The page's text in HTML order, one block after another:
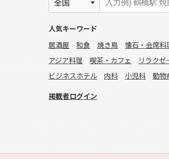
人気キーワード
居酒屋
和食 焼き鳥 懐石・会席料
アジア料理
喫茶・カフェ リラクゼ
ビジネスホテル
内科 小児科 動物
掲載者ログイン